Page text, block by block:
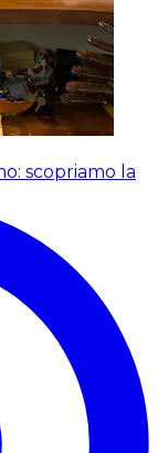
scopriamo la